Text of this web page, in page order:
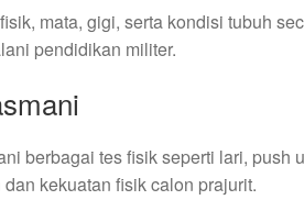
mata, gigi, serta kondisi tubuh
pendidikan militer.
berbagai tes fisik seperti lari, push
kekuatan fisik calon prajurit.